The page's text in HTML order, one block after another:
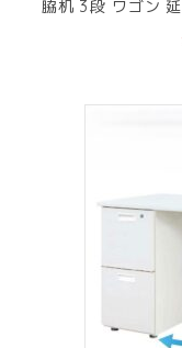
脇机 3段 ワゴン